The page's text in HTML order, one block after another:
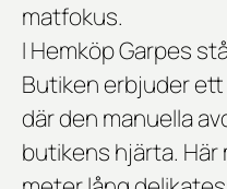
matfokus.
I Hemköp Garpes
Butiken erbjuder
där den manuella
butikens hjärta.